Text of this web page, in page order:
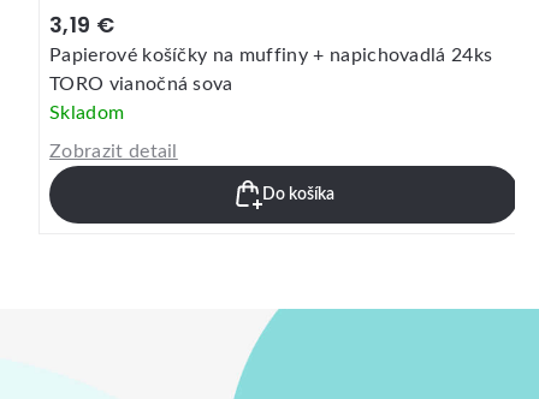
3,19 €
Papierové košíčky na muffiny + napichovadlá 24ks
TORO vianočná sova
Skladom
Zobrazit detail
Do košíka